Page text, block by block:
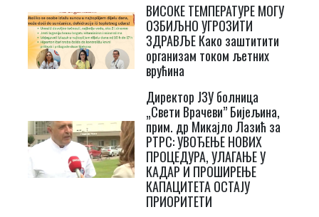
ВИСОКЕ ТЕМПЕРАТУРЕ МОГУ
ОЗБИЉНО УГРОЗИТИ
ЗДРАВЉЕ Како заштитити
организам током љетних
врућина
Директор ЈЗУ болница
„Свети Врачеви” Бијељина,
прим. др Микајло Лазић за
РТРС: УВОЂЕЊЕ НОВИХ
ПРОЦЕДУРА, УЛАГАЊЕ У
КАДАР И ПРОШИРЕЊЕ
КАПАЦИТЕТА ОСТАЈУ
ПРИОРИТЕТИ